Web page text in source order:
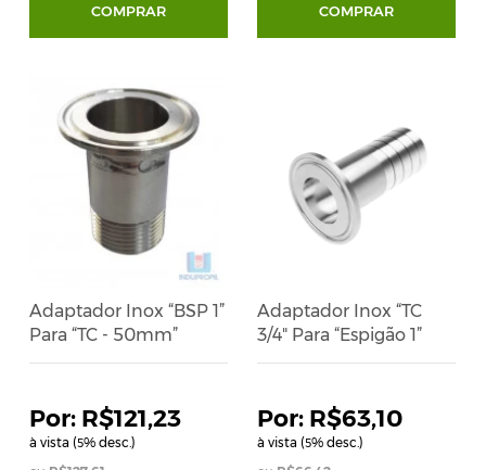
COMPRAR COMPRAR
Adaptador Inox “BSP 1”
Para “TC - 50mm”
R$121,23
à vista (5% desc.)
Adaptador Inox “TC
3/4" Para “Espigão 1”
R$63,10
à vista (5% desc.)